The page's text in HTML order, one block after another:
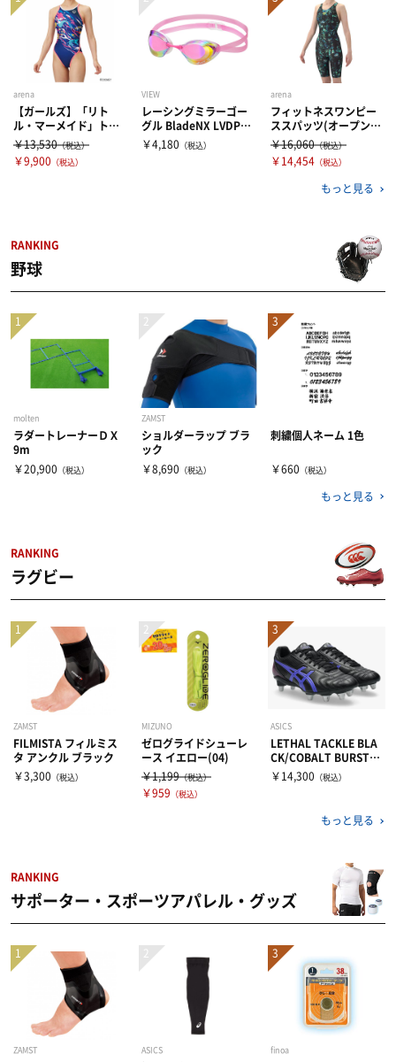
arena
【ガールズ】「リト
ル・マーメイド」トレ
ーニングワンピース
（オープンバック） ネ
イビー×ネイビー（NV
￥13,530（税込）
￥9,900 （税込）
VIEW
レーシングミラーゴー
グル BladeNX LVDP
（ラベンダー×ピン
ク）
￥4,180 （税込）
arena
フィットネスワンピー
ススパッツ(オープンバ
ック・ハーフレッグ・
ぴったりパッド) グリ
ーン×イエロー（GRY
￥16,060（税込）
￥14,454（税込）
もっと見る
RANKING
野球
molten
ラダートレーナーＤＸ
9m
￥20,900
（税込）
ZAMST
ショルダーラップ ブラ
ック
￥8,690
（税込）
刺繍個人ネーム 1色
￥660 （税込）
もっと見る
RANKING
ラグビー
ZAMST
FILMISTA フィルミス
タ アンクル ブラック
￥3,300
（税込）
MIZUNO
ゼログライドシューレ
ース イエロー(04)
￥1,199（税込）
￥959 （税込）
ASICS
LETHAL TACKLE BLA
CK/COBALT BURST
（002）
￥14,300 （税込）
もっと見る
RANKING
サポーター・スポーツアパレル・グッズ
ZAMST ASICS finoa